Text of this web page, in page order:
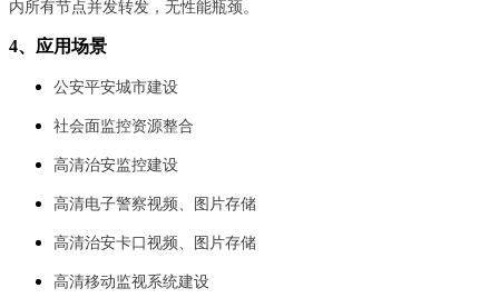
内所有节点并发转发，无性能瓶颈。
4、应用场景
公安平安城市建设
社会面监控资源整合
高清治安监控建设
高清电子警察视频、图片存储
高清治安卡口视频、图片存储
高清移动监视系统建设